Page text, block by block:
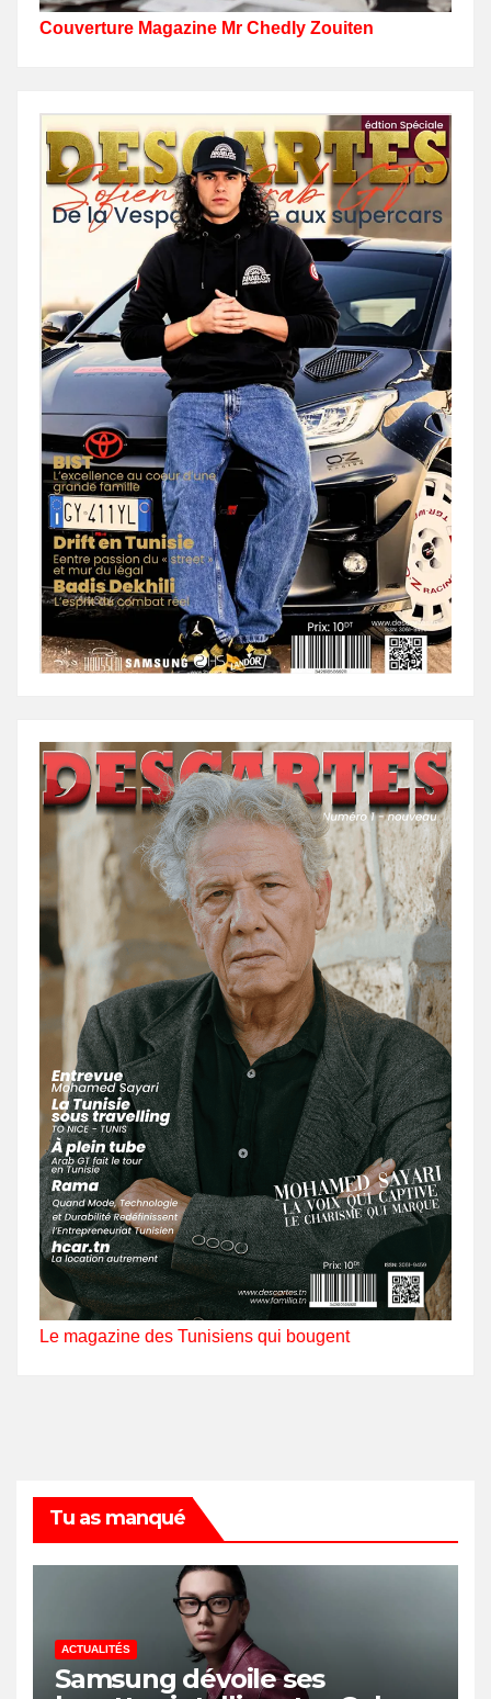
Couverture Magazine Mr Chedly Zouiten
Le magazine des Tunisiens qui bougent
Tu as manqué
ACTUALITÉS
Samsung dévoile ses